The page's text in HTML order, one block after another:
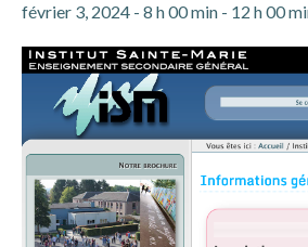
février 3, 2024 - 8 h 00 min - 12 h 00